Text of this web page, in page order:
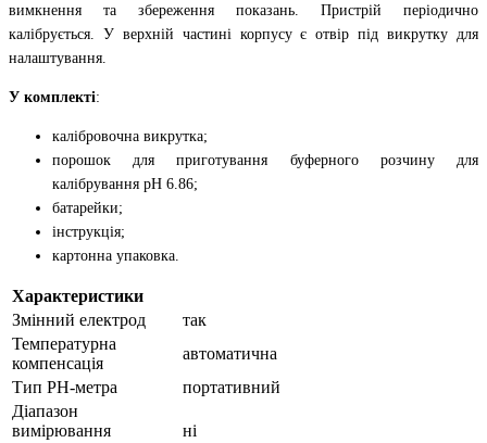
вимкнення та збереження показань. Пристрій періодично
калібрується. У верхній частині корпусу є отвір під викрутку для
налаштування.
У комплекті:
калібровочна викрутка;
порошок для приготування буферного розчину для
калібрування рН 6.86;
батарейки;
інструкція;
картонна упаковка.
Характеристики
Змінний електрод
так
Температурна
компенсація
автоматична
Тип РН-метра
портативний
Діапазон
вимірювання
ні